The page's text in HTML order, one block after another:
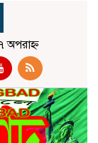
অপরাহ্ন